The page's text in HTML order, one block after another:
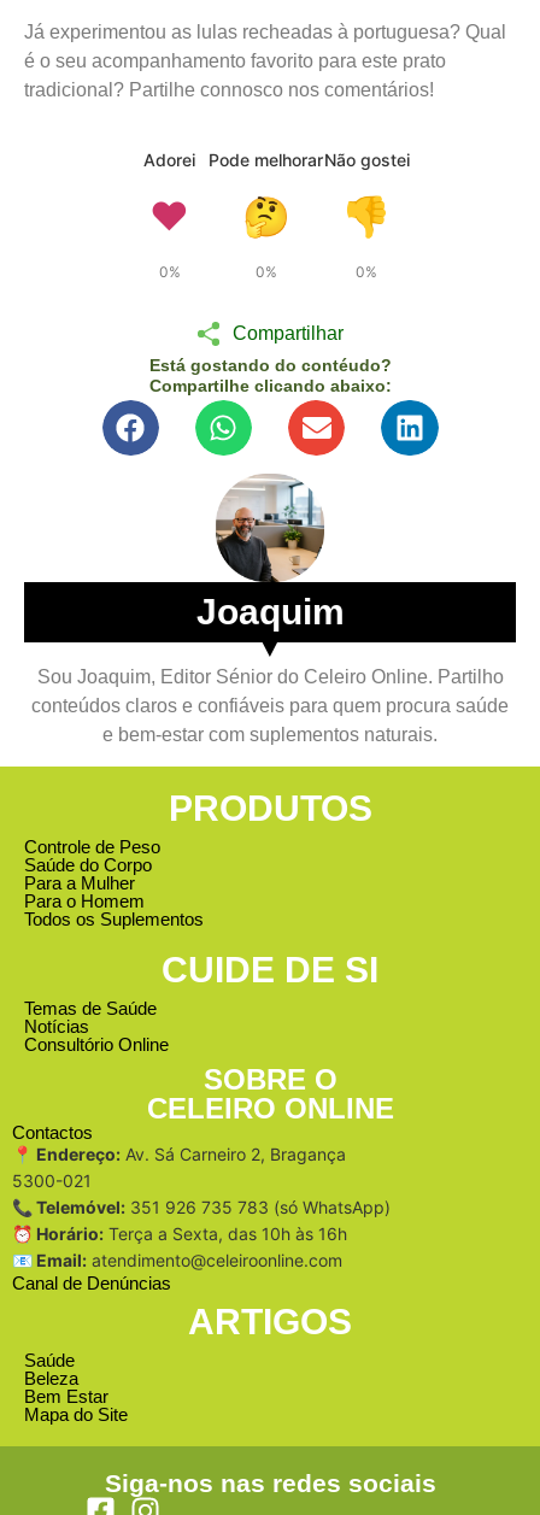
Já experimentou as lulas recheadas à portuguesa? Qual
é o seu acompanhamento favorito para este prato
tradicional? Partilhe connosco nos comentários!
Adorei
❤️
0%
Pode melhorar
🤔
0%
Não gostei
👎
0%
Compartilhar
Está gostando do contéudo?
Compartilhe clicando abaixo:
Joaquim
▼
Sou Joaquim, Editor Sénior do Celeiro Online. Partilho
conteúdos claros e confiáveis para quem procura saúde
e bem-estar com suplementos naturais.
PRODUTOS
Controle de Peso
Saúde do Corpo
Para a Mulher
Para o Homem
Todos os Suplementos
CUIDE DE SI
Temas de Saúde
Notícias
Consultório Online
SOBRE O
CELEIRO ONLINE
Contactos
📍 Endereço: Av. Sá Carneiro 2, Bragança
5300-021
📞 Telemóvel: 351 926 735 783 (só WhatsApp)
⏰ Horário: Terça a Sexta, das 10h às 16h
📧 Email: atendimento@celeiroonline.com
Canal de Denúncias
ARTIGOS
Saúde
Beleza
Bem Estar
Mapa do Site
Siga-nos nas redes sociais